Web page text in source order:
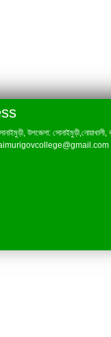
উপজেলা: